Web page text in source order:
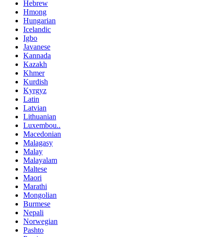
Hebrew
Hmong
Hungarian
Icelandic
Igbo
Javanese
Kannada
Kazakh
Khmer
Kurdish
Kyrgyz
Latin
Latvian
Lithuanian
Luxembou..
Macedonian
Malagasy
Malay
Malayalam
Maltese
Maori
Marathi
Mongolian
Burmese
Nepali
Norwegian
Pashto